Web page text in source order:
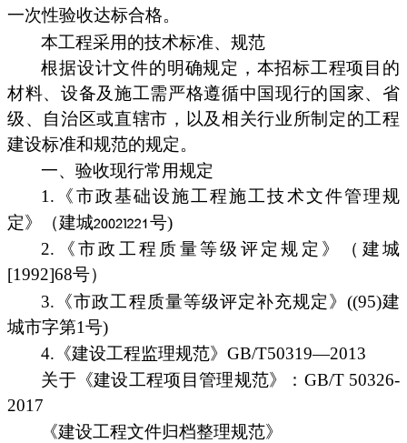
一次性验收达标合格。
本工程采用的技术标准、规范
根据设计文件的明确规定，本招标工程项目的
材料、设备及施工需严格遵循中国现行的国家、省
级、自治区或直辖市，以及相关行业所制定的工程
建设标准和规范的规定。
一、验收现行常用规定
1.《市政基础设施工程施工技术文件管理规
定》（建城
号)
2.《市政工程质量等级评定规定》（建城
[1992]68号）
3.《市政工程质量等级评定补充规定》((95)建
城市字第1号)
4.《建设工程监理规范》GB/T50319—2013
关于《建设工程项目管理规范》：GB/T 50326-
2017
《建设工程文件归档整理规范》